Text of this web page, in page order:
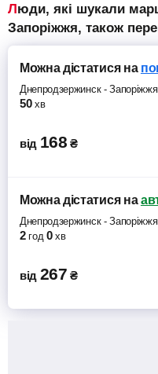
Люди, які шукали маршрутки Днепродзержинск –
Запоріжжя, також
Можна дістатисяна
Днепродзержинск-Запоріжжя
50 хв
від 168 ₴
Можна дістатисяна
Днепродзержинск-Запоріжжя
2 год 0 хв
від 267 ₴